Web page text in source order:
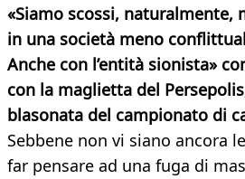
«Siamo scossi, naturalmente,
in una società meno
Anche con l’entità sionista»
con la maglietta del
blasonata del campionato di
Sebbene non vi siano ancora
far pensare ad una fuga di